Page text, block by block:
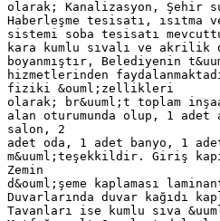
olarak; Kanalizasyon, Şehir
Haberleşme tesisatı, ısıtma
sistemi soba tesisatı
kara kumlu sıvalı ve akrilik
boyanmıştır, Belediyenin
hizmetlerinden
fiziki &ouml;zellikleri
olarak; br&uuml;t toplam
alan oturumunda olup, 1 adet
salon, 2
adet oda, 1 adet banyo, 1
m&uuml;teşekkildir. Giriş
Zemin
d&ouml;şeme kaplaması
Duvarlarında duvar kağıdı
Tavanları ise kumlu sıva